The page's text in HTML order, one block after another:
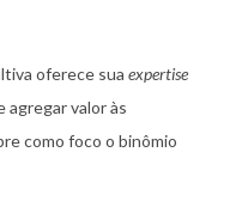
oferece sua expertise
agregar valor às
como foco o binômio